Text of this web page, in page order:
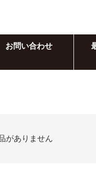
お問い合わせ
がありません